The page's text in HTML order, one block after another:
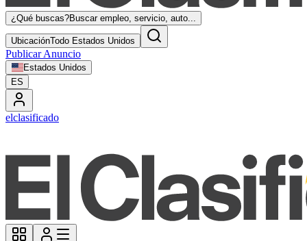
¿Qué buscas?Buscar empleo, servicio, auto...
UbicaciónTodo Estados Unidos
Publicar Anuncio
Estados Unidos
ES
elclasificado